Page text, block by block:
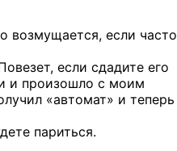
возмущается, если часто
если сдадите его
и произошло с моим
«автомат» и теперь
париться.